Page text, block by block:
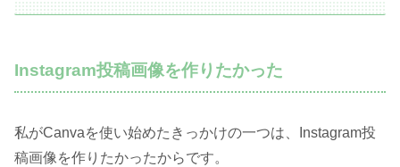
Instagram投稿画像を作りたかった
私がCanvaを使い始めたきっかけの一つは、Instagram投
稿画像を作りたかったからです。